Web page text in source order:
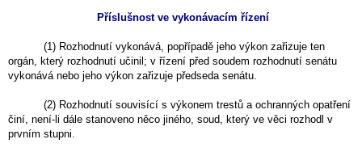
Příslušnost ve vykonávacím řízení
(1) Rozhodnutí vykonává, popřípadě jeho výkon zařizuje ten
orgán, který rozhodnutí učinil; v řízení před soudem rozhodnutí senátu
vykonává nebo jeho výkon zařizuje předseda senátu.
(2) Rozhodnutí souvisící s výkonem trestů a ochranných opatření
činí, není-li dále stanoveno něco jiného, soud, který ve věci rozhodl v
prvním stupni.